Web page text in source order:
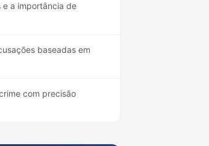
a importância de
baseadas em
com precisão